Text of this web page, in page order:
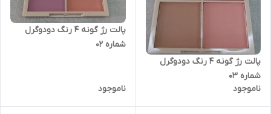
پالت رژ گونه ۴ رنگ دودوگرل
شماره ۰۳
ناموجود
پالت رژ گونه ۴ رنگ دودوگرل
شماره ۰۲
ناموجود